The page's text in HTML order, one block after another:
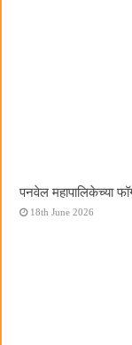
पनवेल महापालिकेच्या
18th June 2026